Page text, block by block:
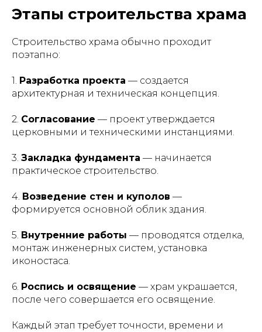
Этапы строительства храма
Строительство храма обычно проходит
поэтапно:
1. Разработка проекта — создается
архитектурная и техническая концепция.
2. Согласование — проект утверждается
церковными и техническими инстанциями.
3. Закладка фундамента — начинается
практическое строительство.
4. Возведение стен и куполов —
формируется основной облик здания.
5. Внутренние работы — проводятся отделка,
монтаж инженерных систем, установка
иконостаса.
6. Роспись и освящение — храм украшается,
после чего совершается его освящение.
Каждый этап требует точности, времени и